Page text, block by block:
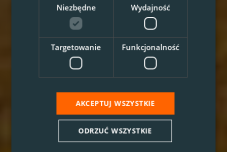
Niezbędne Wydajność
Targetowanie Funkcjonalność
AKCEPTUJ WSZYSTKIE
ODRZUĆ WSZYSTKIE